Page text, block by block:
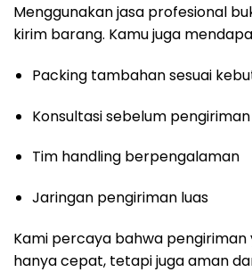
Menggunakan jasa profesional
kirim barang. Kamu juga
Packing tambahan sesuai
Konsultasi sebelum pengiriman
Tim handling berpengalaman
Jaringan pengiriman luas
Kami percaya bahwa pengiriman
hanya cepat, tetapi juga aman